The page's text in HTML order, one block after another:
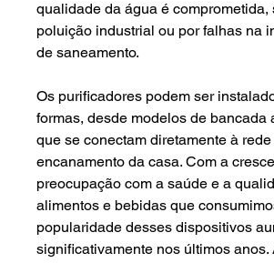
qualidade da água é comprometida,
poluição industrial ou por falhas na
de saneamento.
Os purificadores podem ser
formas, desde modelos de bancada
que se conectam diretamente à
encanamento da casa. Com a
preocupação com a saúde e a
alimentos e bebidas que
popularidade desses dispositivos
significativamente nos últimos anos.